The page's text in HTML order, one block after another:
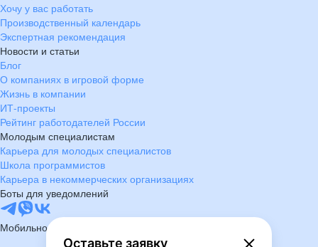
Оставьте заявку
Хочу у вас работать
Производственный календарь
Экспертная рекомендация
Новости и статьи
Блог
О компаниях в игровой форме
Жизнь в компании
ИТ-проекты
Рейтинг работодателей России
Молодым специалистам
Карьера для молодых специалистов
Школа программистов
Карьера в некоммерческих организациях
Боты для уведомлений
Мобильное приложение